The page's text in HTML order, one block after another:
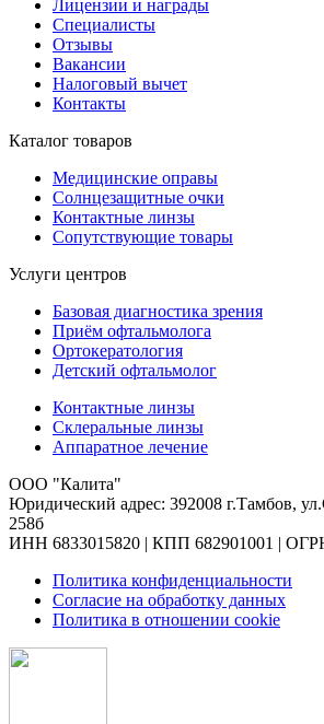
Лицензии и награды
Специалисты
Отзывы
Вакансии
Налоговый вычет
Контакты
Каталог товаров
Медицинские оправы
Солнцезащитные очки
Контактные линзы
Сопутствующие товары
Услуги центров
Базовая диагностика зрения
Приём офтальмолога
Ортокератология
Детский офтальмолог
Контактные линзы
Склеральные линзы
Аппаратное лечение
ООО "Калита"
Юридический адрес: 392008 г.Тамбов,
258б
ИНН 6833015820 | КПП 682901001 |
Политика конфиденциальности
Согласие на обработку данных
Политика в отношении cookie